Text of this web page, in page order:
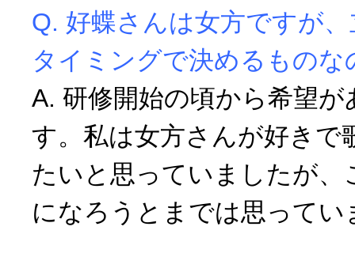
Q. 好蝶さんは女方ですが
タイミングで決めるものな
A. 研修開始の頃から希望
す。私は女方さんが好きで
たいと思っていましたが、
になろうとまでは思ってい